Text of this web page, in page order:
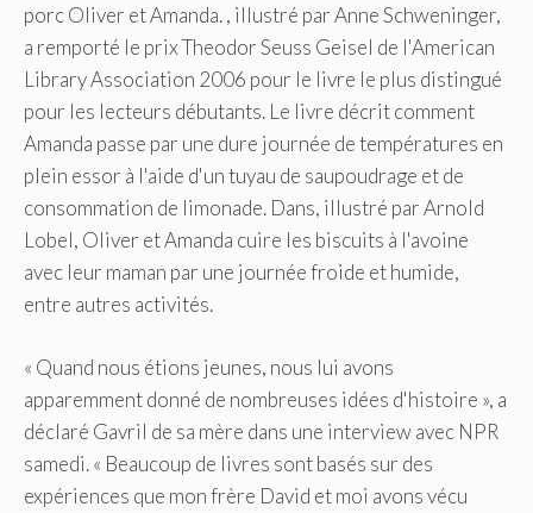
porc Oliver et Amanda. , illustré par Anne Schweninger,
a remporté le prix Theodor Seuss Geisel de l'American
Library Association 2006 pour le livre le plus distingué
pour les lecteurs débutants. Le livre décrit comment
Amanda passe par une dure journée de températures en
plein essor à l'aide d'un tuyau de saupoudrage et de
consommation de limonade. Dans, illustré par Arnold
Lobel, Oliver et Amanda cuire les biscuits à l'avoine
avec leur maman par une journée froide et humide,
entre autres activités.
« Quand nous étions jeunes, nous lui avons
apparemment donné de nombreuses idées d'histoire », a
déclaré Gavril de sa mère dans une interview avec NPR
samedi. « Beaucoup de livres sont basés sur des
expériences que mon frère David et moi avons vécu